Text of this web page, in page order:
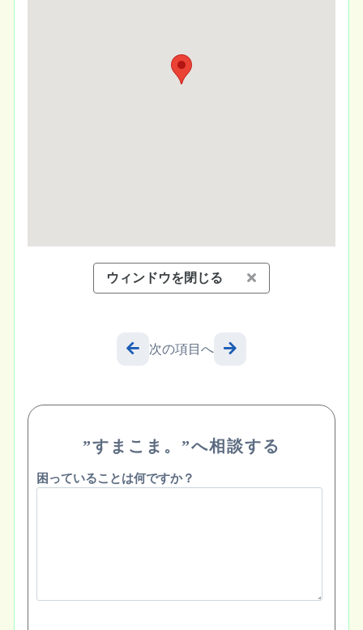
ウィンドウを閉じる
次の項目へ
”すまこま。”へ相談する
困っていることは何ですか？